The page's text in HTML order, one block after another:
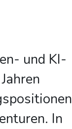
und KI-
In